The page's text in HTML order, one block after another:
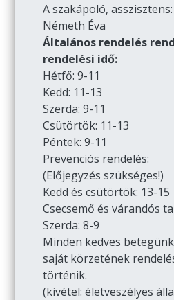
A szakápoló, asszisztens:
Németh Éva
Általános rendelés
rendelési idő:
Hétfő: 9-11
Kedd: 11-13
Szerda: 9-11
Csütörtök: 11-13
Péntek: 9-11
Prevenciós rendelés:
(Előjegyzés szükséges!)
Kedd és csütörtök: 13-15
Csecsemő és várandós
Szerda: 8-9
Minden kedves
saját körzetének
történik.
(kivétel: életveszélyes